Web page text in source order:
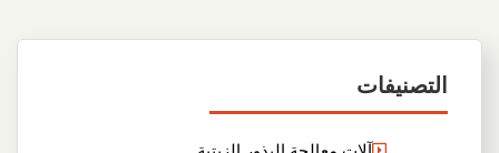
التصنيفات